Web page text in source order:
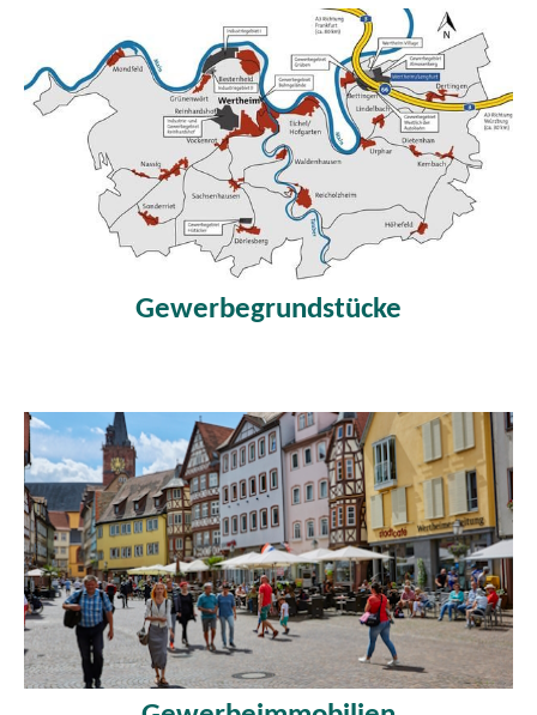
Gewerbegrundstücke